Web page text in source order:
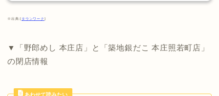
※出典:[ タウンワーク ]
▼「野郎めし 本庄店」と「築地銀だこ 本庄照若町店」
の閉店情報